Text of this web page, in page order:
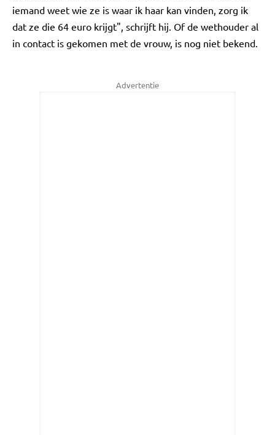
iemand weet wie ze is waar ik haar kan vinden, zorg ik
dat ze die 64 euro krijgt", schrijft hij. Of de wethouder al
in contact is gekomen met de vrouw, is nog niet bekend.
Advertentie